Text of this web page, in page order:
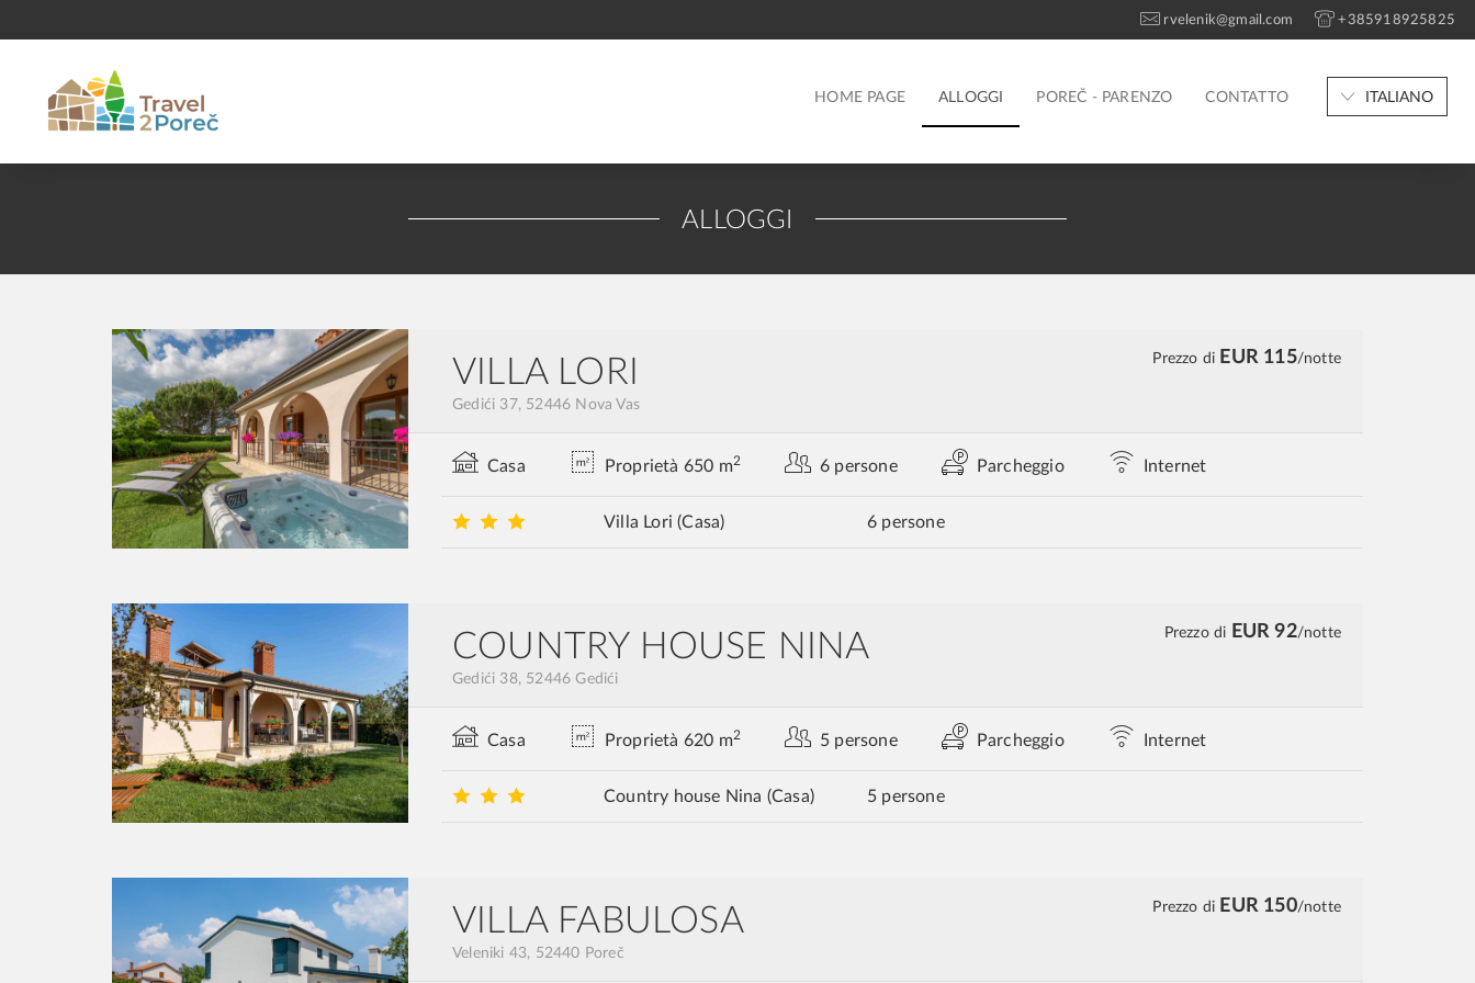
rvelenik@gmail.com +385918925825
ITALIANO
HOME PAGE ALLOGGI POREČ - PARENZO CONTATTO
ALLOGGI
VILLA LORI
Gedići 37, 52446 Nova Vas
Prezzo di EUR 115/notte
Casa Proprietà 650 m2 6 persone Parcheggio Internet
Villa Lori(Casa) 6 persone
COUNTRY HOUSE NINA
Gedići 38, 52446 Gedići
Prezzo di EUR 92/notte
Casa Proprietà 620 m2 5 persone Parcheggio Internet
Country house Nina (Casa) 5 persone
VILLA FABULOSA
Veleniki 43, 52440 Poreč
Prezzo di EUR 150/notte